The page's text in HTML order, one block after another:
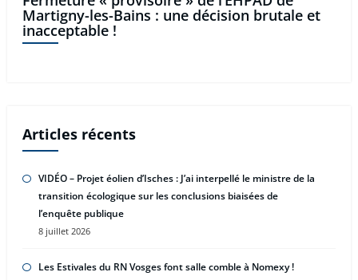
Martigny-les-Bains : une décision brutale et
inacceptable !
Articles récents
VIDÉO – Projet éolien d’Isches : J’ai interpellé le ministre de la
transition écologique sur les conclusions biaisées de
l’enquête publique
8 juillet 2026
Les Estivales du RN Vosges font salle comble à Nomexy !